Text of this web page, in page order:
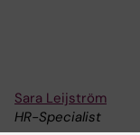
Sara Leijström
HR-Specialist